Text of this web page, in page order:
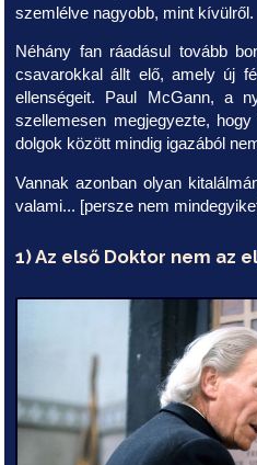
szemlélve nagyobb, mint kívülről.
Néhány fan ráadásul tovább
csavarokkal állt elő, amely új
ellenségeit. Paul McGann, a
szellemesen megjegyezte,
dolgok között mindig igazából
Vannak azonban olyan
valami... [persze nem
1) Az első Doktor nem az